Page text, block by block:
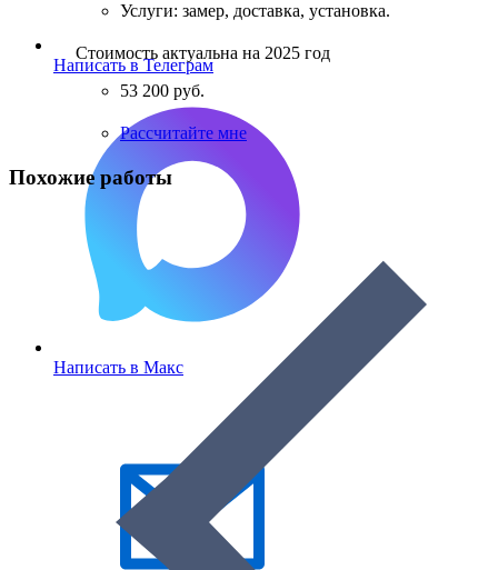
Написать в Телеграм
Написать в Макс
Услуги: замер, доставка, установка.
Стоимость актуальна на 2025 год
53 200 руб.
Рассчитайте мне
Похожие работы